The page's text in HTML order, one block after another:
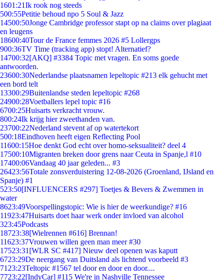
1601:21Ik rook nog steeds
500:55Petitie behoud npo 5 Soul & Jazz
14500:50Jonge Cambridge professor stapt op na claims over plagiaat
en leugens
18600:40Tour de France femmes 2026 #5 Lollergps
900:36TV Time (tracking app) stopt! Alternatief?
14700:32[AKQ] #3384 Topic met vragen. En soms goede
antwoorden.
23600:30Nederlandse plaatsnamen lepeltopic #213 elk gehucht met
een bord telt
13300:29Buitenlandse steden lepeltopic #268
24900:28Voetballers lepel topic #16
6700:25Huisarts verkracht vrouw.
800:24Ik krijg hier zweethanden van.
23700:22Nederland stevent af op watertekort
500:18Eindhoven heeft eigen Reflecting Pool
11600:15Hoe denkt God echt over homo-seksualiteit? deel 4
17500:10Migranten breken door grens naar Ceuta in Spanje,l #10
17400:06Vandaag 40 jaar geleden... #3
26423:56Totale zonsverduistering 12-08-2026 (Groenland, IJsland en
Spanje) #1
523:50[INFLUENCERS #297] Toetjes & Bevers & Zwemmen in
water
8623:49Voorspellingstopic: Wie is hier de weerkundige? #16
11923:47Huisarts doet haar werk onder invloed van alcohol
323:45Podcasts
18723:38[Wielrennen #616] Brennan!
11623:37Vrouwen willen geen man meer #30
17523:31 [WLR SC #417] Nieuw deel openen was kaputt
6723:29De neergang van Duitsland als lichtend voorbeeld #3
71 23:23Teltopic #1567 tel door en door en door....
7723:22[IndyCar] #115 We're in Nashville Tennessee